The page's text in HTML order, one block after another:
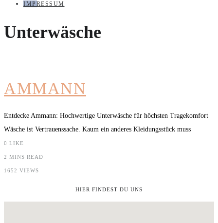
IMPRESSUM
Unterwäsche
AMMANN
Entdecke Ammann: Hochwertige Unterwäsche für höchsten Tragekomfort
Wäsche ist Vertrauenssache. Kaum ein anderes Kleidungsstück muss
0 LIKE
2 MINS READ
1652 VIEWS
HIER FINDEST DU UNS